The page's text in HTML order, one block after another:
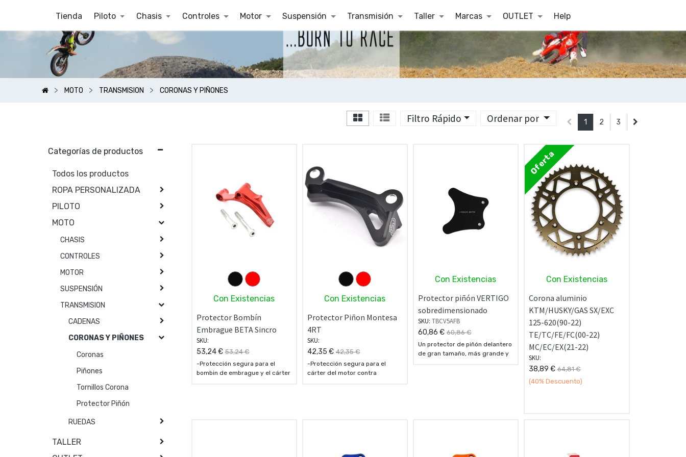
Tienda Piloto Chasis Controles Motor Suspensión Transmisión Taller Marcas OUTLET Help
MOTO TRANSMISION CORONAS Y PIÑONES
1 2 3
Ordenar por
Filtro Rápido
Categorías de productos
Todos los productos
ROPA PERSONALIZADA
PILOTO
MOTO
CHASIS
CONTROLES
MOTOR
SUSPENSIÓN
TRANSMISION
CADENAS
CORONAS Y PIÑONES
Coronas
Piñones
Tornillos Corona
Protector Piñón
RUEDAS
TALLER
Con Existencias
Protector Bombín
Embrague BETA Sincro
SKU:
53,24€ 53,24€
-Protección segura para el
bombin de embrague y el cárter
Con Existencias
Protector Piñon Montesa
4RT
SKU:
42,35 € 42,35€
-Protección segura para el
cárter del motor contra
Con Existencias
Protector piñón VERTIGO
sobredimensionado
SKU: TBCV5AFB
60,86 € 60,86€
Un protector de piñón delantero
de gran tamaño, más grande y
Con Existencias
Corona aluminio
KTM/HUSKY/GAS SX/EXC
125-620(90-22)
TE/TC/FE/FC(00-22)
MC/EC/EX(21-22)
SKU:
38,89 € 64,81€
(40%Descuento)
Oferta